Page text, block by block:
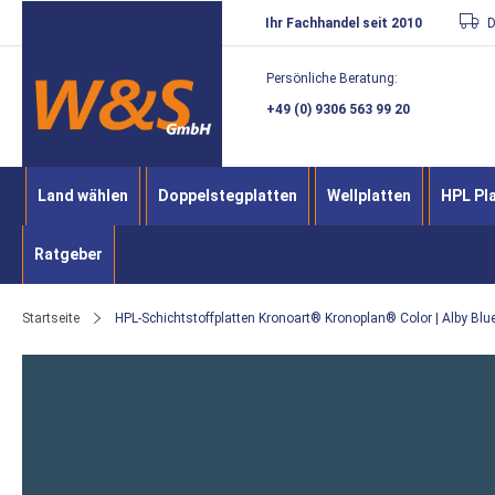
Direkt
zum
Inhalt
Ihr Fachhandel seit 2010
Persönliche Beratung:
+49 (0) 9306 563 99 20
Land wählen Doppelstegplatten Wellplatten HPL
Ratgeber
Startseite HPL-Schichtstoffplatten Kronoart® Kronoplan® Color | Alby